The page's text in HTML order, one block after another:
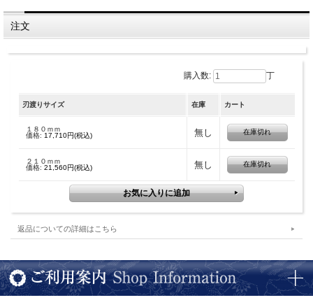
越前・高村刃物による牛刀包丁。鋼材はV10スペシャルというステンレス鋼。刃渡
り１８ｃｍと２１ｃｍがございます。熟練職人による本刃付け済み。柄は積層木、
ｃｍ）
注文
購入数: 丁
刃渡りサイズ 在庫 カート
１８０ｍｍ
価格: 17,710円(税込) 無し 在庫切れ
２１０ｍｍ
価格: 21,560円(税込) 無し 在庫切れ
返品についての詳細はこちら